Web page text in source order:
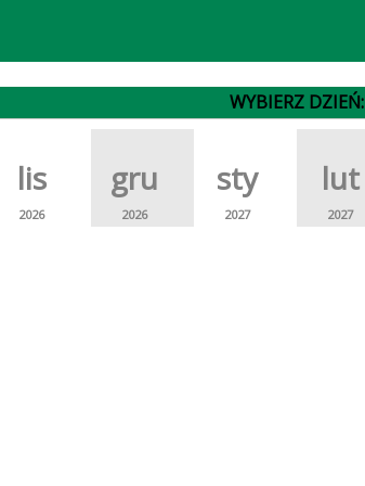
WYBIERZ DZIEŃ:
lis
2026
gru
2026
sty
2027
lut
2027